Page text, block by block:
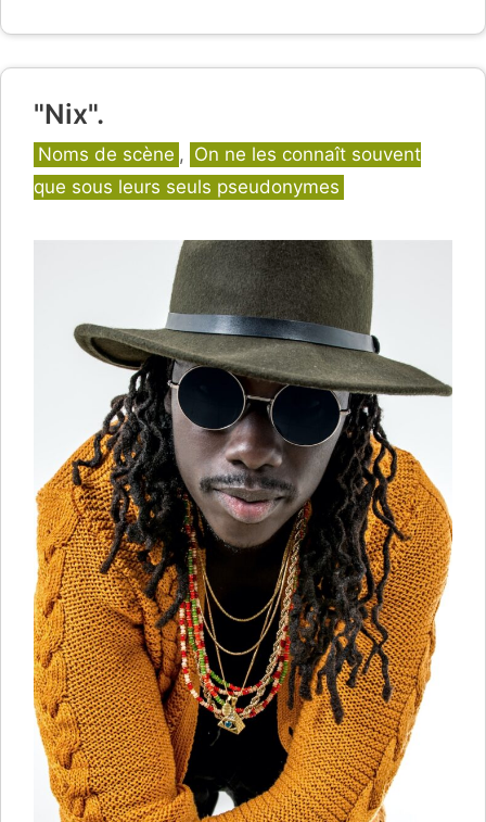
"Nix".
Catégories
Noms de scène , On ne les connaît souvent
que sous leurs seuls pseudonymes